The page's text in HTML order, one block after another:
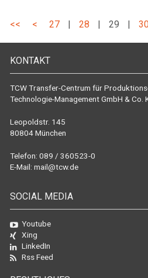
<< < 27 | 28 | 29 |
KONTAKT
TCW Transfer-Centrum für
Technologie-Management GmbH & Co.
Leopoldstr. 145
80804 München
Telefon: 089 / 360523-0
E-Mail: mail@tcw.de
SOCIAL MEDIA
Youtube
Xing
LinkedIn
Rss Feed